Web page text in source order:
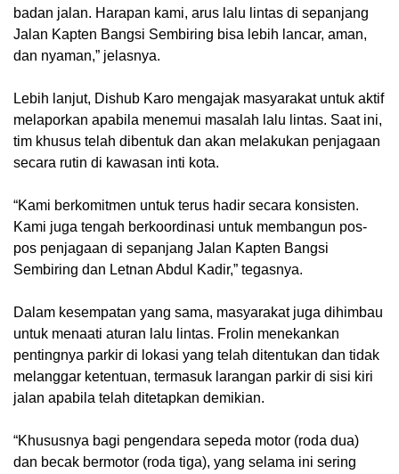
badan jalan. Harapan kami, arus lalu lintas di sepanjang
Jalan Kapten Bangsi Sembiring bisa lebih lancar, aman,
dan nyaman,” jelasnya.
Lebih lanjut, Dishub Karo mengajak masyarakat untuk aktif
melaporkan apabila menemui masalah lalu lintas. Saat ini,
tim khusus telah dibentuk dan akan melakukan penjagaan
secara rutin di kawasan inti kota.
“Kami berkomitmen untuk terus hadir secara konsisten.
Kami juga tengah berkoordinasi untuk membangun pos-
pos penjagaan di sepanjang Jalan Kapten Bangsi
Sembiring dan Letnan Abdul Kadir,” tegasnya.
Dalam kesempatan yang sama, masyarakat juga dihimbau
untuk menaati aturan lalu lintas. Frolin menekankan
pentingnya parkir di lokasi yang telah ditentukan dan tidak
melanggar ketentuan, termasuk larangan parkir di sisi kiri
jalan apabila telah ditetapkan demikian.
“Khususnya bagi pengendara sepeda motor (roda dua)
dan becak bermotor (roda tiga), yang selama ini sering